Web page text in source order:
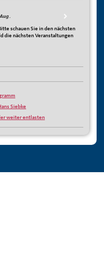
schauen Sie in den nächsten
die nächsten Veranstaltungen
Siebke
weiter entlasten